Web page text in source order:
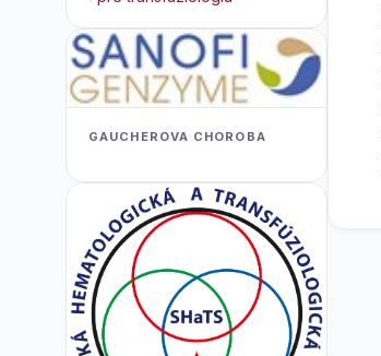
GAUCHEROVA CHOROBA